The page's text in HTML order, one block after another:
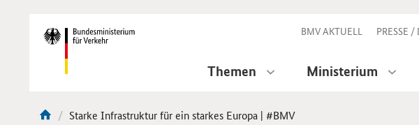
Navigation BMV AKTUELL PRESSE
Themen Ministerium
Aktuelle
Starke Infrastruktur für ein starkes Europa | #BMV